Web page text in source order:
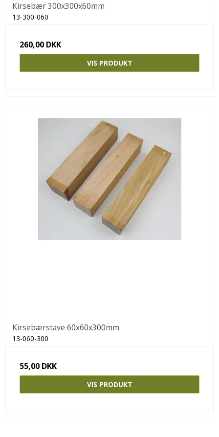
Kirsebær 300x300x60mm
13-300-060
260,00 DKK
VIS PRODUKT
Kirsebærstave 60x60x300mm
13-060-300
55,00 DKK
VIS PRODUKT